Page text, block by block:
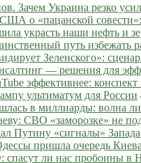
Зачем Украина резко
о «пацанской
украсть наши нефть и
путь избежать
Зеленского»:
— решения для
эффективнее:
ультиматум для России
в миллиарды: волна
СВО «заморозке» не
Путину «сигналы» Запада
пришла очередь Киева
ли нас пробоины в